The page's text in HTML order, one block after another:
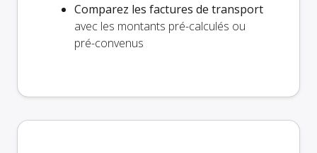
Comparez les factures de transport
avec les montants pré-calculés ou
pré-convenus